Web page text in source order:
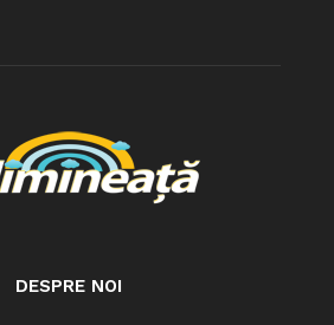
DESPRE NOI